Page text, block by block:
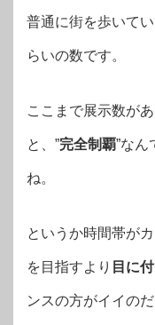
普通に街を歩いてい
らいの数です。
ここまで展示数が
と、”完全制覇”なん
ね。
というか時間帯が
を目指すより 目に
ンスの方がイイの